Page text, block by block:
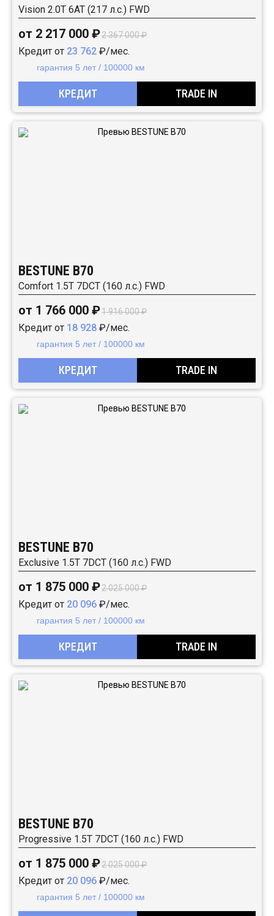
Vision 2.0T 6AT (217 л.с.) FWD
от 2 217 000 ₽2 367 000 ₽
Кредит от 23 762 ₽/мес.
гарантия 5 лет / 100000 км
КРЕДИТ TRADE IN
BESTUNE B70
Comfort 1.5T 7DCT (160 л.с.) FWD
от 1 766 000 ₽1 916 000 ₽
Кредит от 18 928 ₽/мес.
гарантия 5 лет / 100000 км
КРЕДИТ TRADE IN
BESTUNE B70
Exclusive 1.5T 7DCT (160 л.с.) FWD
от 1 875 000 ₽2 025 000 ₽
Кредит от 20 096 ₽/мес.
гарантия 5 лет / 100000 км
КРЕДИТ TRADE IN
BESTUNE B70
Progressive 1.5T 7DCT (160 л.с.) FWD
от 1 875 000 ₽2 025 000 ₽
Кредит от 20 096 ₽/мес.
гарантия 5 лет / 100000 км